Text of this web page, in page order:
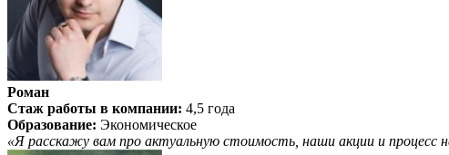
Роман
Стаж работы в компании: 4,5 года
Образование: Экономическое
«Я расскажу вам про актуальную стоимость, наши акции и процесс